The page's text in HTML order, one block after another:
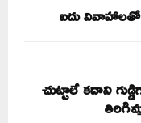
ఐదు వివాహాలతో
చుట్టాలే కదాని